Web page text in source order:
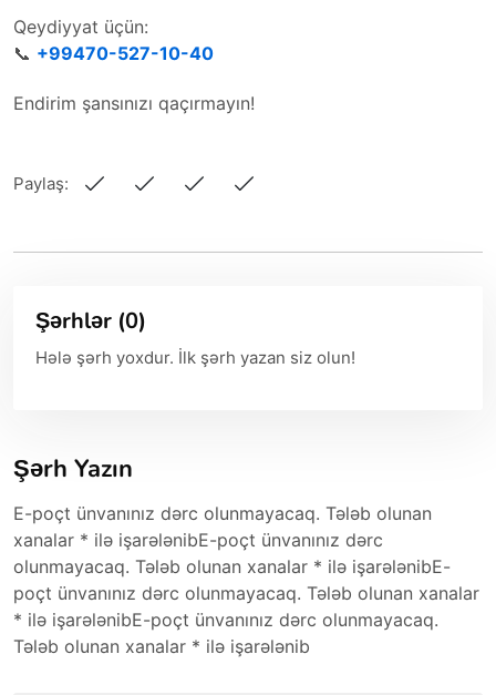
Qeydiyyat üçün:
📞 +99470-527-10-40
Endirim şansınızı qaçırmayın!
Paylaş:
Şərhlər (0)
Hələ şərh yoxdur. İlk şərh yazan siz olun!
Şərh Yazın
E-poçt ünvanınız dərc olunmayacaq. Tələb olunan
xanalar * ilə işarələnibE-poçt ünvanınız dərc
olunmayacaq. Tələb olunan xanalar * ilə işarələnibE-
poçt ünvanınız dərc olunmayacaq. Tələb olunan xanalar
* ilə işarələnibE-poçt ünvanınız dərc olunmayacaq.
Tələb olunan xanalar * ilə işarələnib